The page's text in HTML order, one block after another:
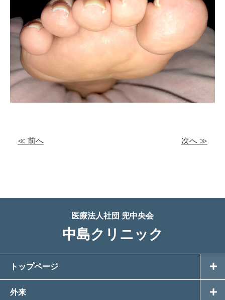
≪ 前へ 次へ ≫
医療法人社団 兜中央会
中島クリニック
トップページ
外来